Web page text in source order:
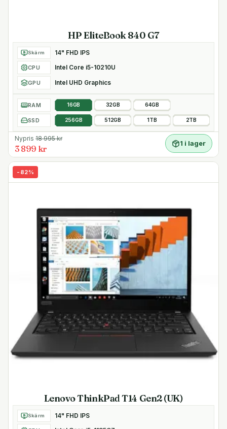
HP EliteBook 840 G7
Skärm 14" FHD IPS
CPU Intel Core i5-10210U
GPU Intel UHD Graphics
RAM 16GB 32GB 64GB
SSD 256GB 512GB 1TB 2TB
Nypris 18 995kr
3 899 kr
1 i lager
- 82%
Lenovo ThinkPad T14 Gen2 (UK)
Skärm 14" FHD IPS